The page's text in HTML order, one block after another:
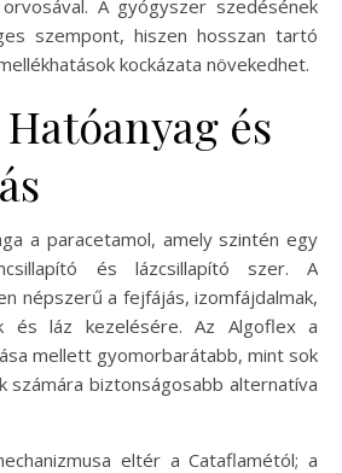
A gyógyszer szedésének
szempont, hiszen hosszan tartó
kockázata növekedhet.
és
a paracetamol, amely szintén egy
és lázcsillapító szer. A
népszerű a fejfájás, izomfájdalmak,
és láz kezelésére. Az Algoflex a
mellett gyomorbarátabb, mint sok
számára biztonságosabb alternatíva
eltér a Cataflamétól; a